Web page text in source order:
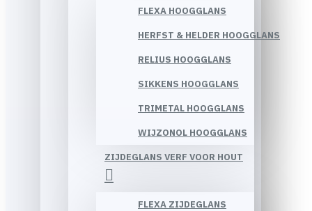
FLEXA HOOGGLANS
HERFST & HELDER HOOGGLANS
RELIUS HOOGGLANS
SIKKENS HOOGGLANS
TRIMETAL HOOGGLANS
WIJZONOL HOOGGLANS
ZIJDEGLANS VERF VOOR HOUT
FLEXA ZIJDEGLANS